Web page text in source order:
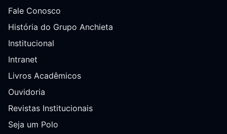
Fale Conosco
História do Grupo Anchieta
Institucional
Intranet
Livros Acadêmicos
Ouvidoria
Revistas Institucionais
Seja um Polo